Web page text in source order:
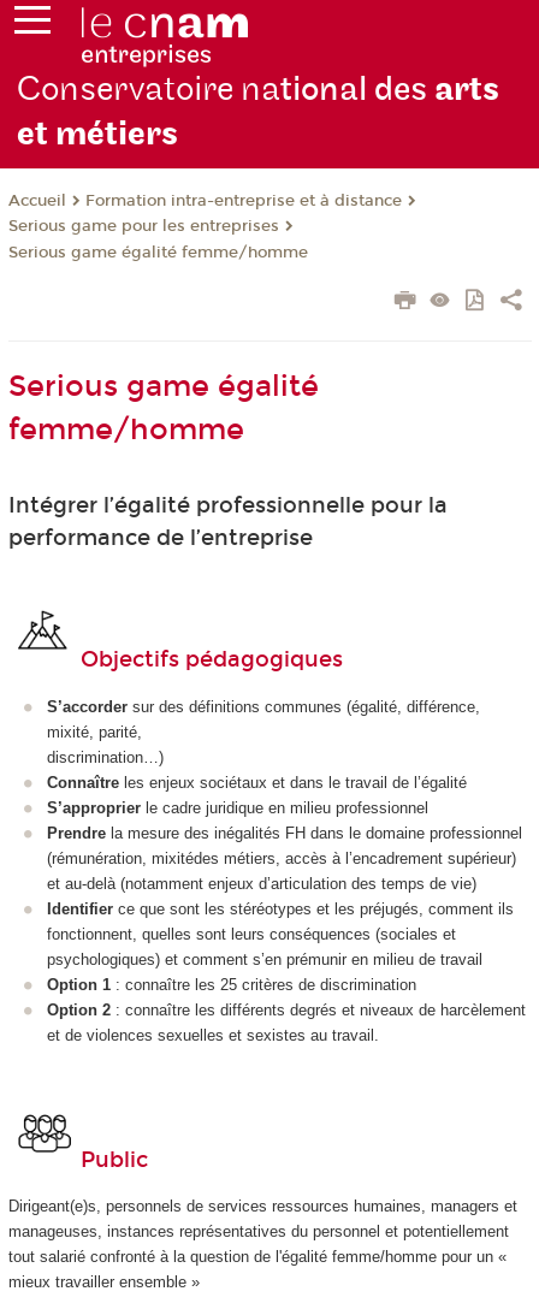
Conservatoire national des arts
et métiers
Accueil
Formation intra-entreprise et à distance
Serious game pour les entreprises
Serious game égalité femme/homme
Serious game égalité
femme/homme
Intégrer l’égalité professionnelle pour la
performance de l’entreprise
Objectifs pédagogiques
S’accorder sur des définitions communes (égalité, différence,
mixité, parité,
discrimination…)
Connaître les enjeux sociétaux et dans le travail de l’égalité
S’approprier le cadre juridique en milieu professionnel
Prendre la mesure des inégalités FH dans le domaine professionnel
(rémunération, mixitédes métiers, accès à l’encadrement supérieur)
et au-delà (notamment enjeux d’articulation des temps de vie)
Identifier ce que sont les stéréotypes et les préjugés, comment ils
fonctionnent, quelles sont leurs conséquences (sociales et
psychologiques) et comment s’en prémunir en milieu de travail
Option 1 : connaître les 25 critères de discrimination
Option 2 : connaître les différents degrés et niveaux de harcèlement
et de violences sexuelles et sexistes au travail.
Public
Dirigeant(e)s, personnels de services ressources humaines, managers et
manageuses, instances représentatives du personnel et potentiellement
tout salarié confronté à la question de l'égalité femme/homme pour un «
mieux travailler ensemble »